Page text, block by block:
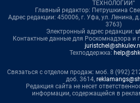
ТЕХНОЛОГИИ"
Главный редактор: Петрушкина
Адрес редакции: 450006, г. Уфа, ул. Ленина,
3763)
Электронный адрес редакции:
Контактные данные для Роскомнадзора и
Техподдержка:
Связаться с отделом продаж: моб. 8 (992)
доб. 3614,
Редакция сайта не несет
информации, содержащейся в